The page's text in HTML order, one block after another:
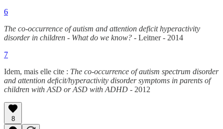
6
The co-occurrence of autism and attention deficit hyperactivity
disorder in children - What do we know? - Leitner - 2014
7
Idem, mais elle cite : The co-occurrence of autism spectrum disorder
and attention deﬁcit/hyperactivity disorder symptoms in parents of
children with ASD or ASD with ADHD - 2012
8